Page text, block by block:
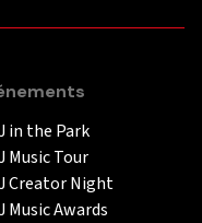
in the Park
Music Tour
Creator Night
Music Awards